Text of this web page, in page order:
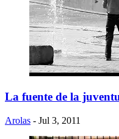
La fuente de la
Arolas - Jul 3, 2011